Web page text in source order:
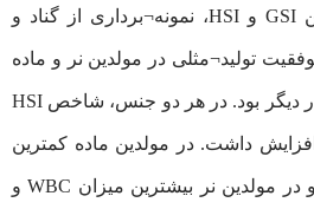
هورمونLH ، تشریح، تعیین GSI و HSI، نمونه¬برداری از گناد و
تولید¬مثلی در مولدین نر و ماده
تیمار شاهد بیشتر از دو تیمار دیگر بود. در هر دو جنس، شاخص HSI
افزایش داشت. در مولدین ماده کمترین
میانگین RBC ، Hb و Hct و در مولدین نر بیشترین میزان WBC و